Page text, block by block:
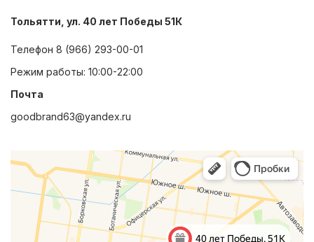
Тольятти, ул. 40 лет Победы 51К
Телефон 8 (966) 293-00-01
Режим работы: 10:00-22:00
Почта
goodbrand63@yandex.ru